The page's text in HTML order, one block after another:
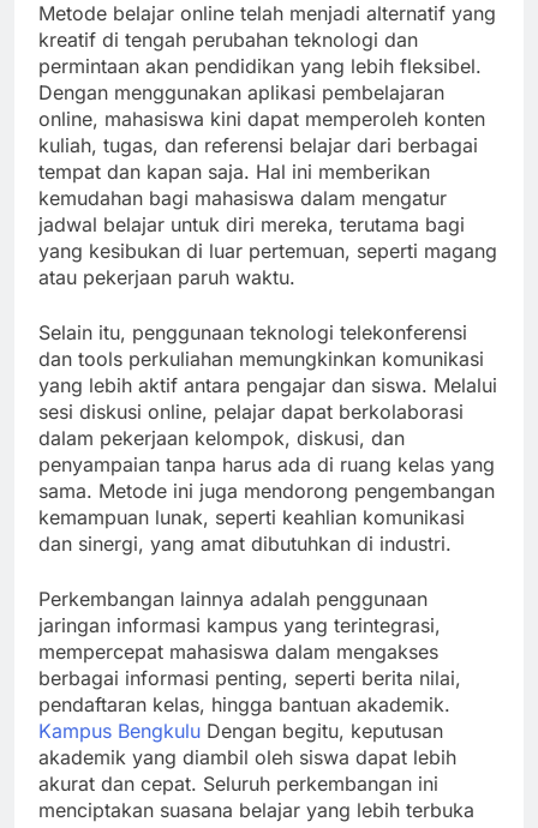
Metode belajar online telah menjadi alternatif yang
kreatif di tengah perubahan teknologi dan
permintaan akan pendidikan yang lebih fleksibel.
Dengan menggunakan aplikasi pembelajaran
online, mahasiswa kini dapat memperoleh konten
kuliah, tugas, dan referensi belajar dari berbagai
tempat dan kapan saja. Hal ini memberikan
kemudahan bagi mahasiswa dalam mengatur
jadwal belajar untuk diri mereka, terutama bagi
yang kesibukan di luar pertemuan, seperti magang
atau pekerjaan paruh waktu.
Selain itu, penggunaan teknologi telekonferensi
dan tools perkuliahan memungkinkan komunikasi
yang lebih aktif antara pengajar dan siswa. Melalui
sesi diskusi online, pelajar dapat berkolaborasi
dalam pekerjaan kelompok, diskusi, dan
penyampaian tanpa harus ada di ruang kelas yang
sama. Metode ini juga mendorong pengembangan
kemampuan lunak, seperti keahlian komunikasi
dan sinergi, yang amat dibutuhkan di industri.
Perkembangan lainnya adalah penggunaan
jaringan informasi kampus yang terintegrasi,
mempercepat mahasiswa dalam mengakses
berbagai informasi penting, seperti berita nilai,
pendaftaran kelas, hingga bantuan akademik.
Kampus Bengkulu Dengan begitu, keputusan
akademik yang diambil oleh siswa dapat lebih
akurat dan cepat. Seluruh perkembangan ini
menciptakan suasana belajar yang lebih terbuka